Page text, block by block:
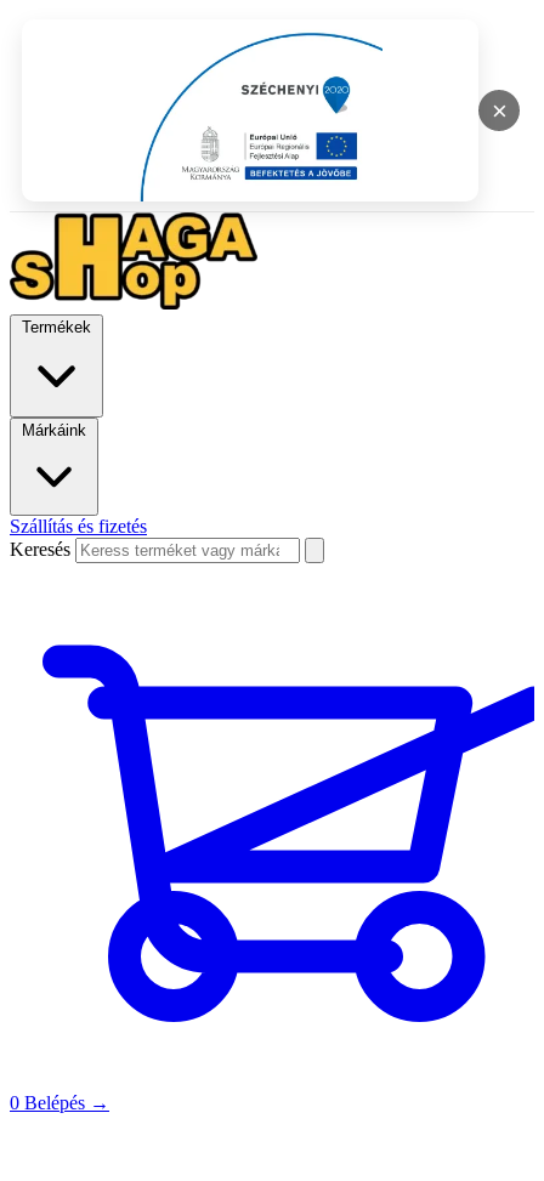
×
Termékek
Márkáink
Szállítás és fizetés
Keresés
0 Belépés →